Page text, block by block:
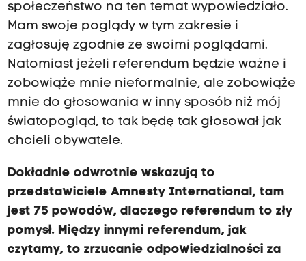
społeczeństwo na ten temat wypowiedziało.
Mam swoje poglądy w tym zakresie i
zagłosuję zgodnie ze swoimi poglądami.
Natomiast jeżeli referendum będzie ważne i
zobowiąże mnie nieformalnie, ale zobowiąże
mnie do głosowania w inny sposób niż mój
światopogląd, to tak będę tak głosował jak
chcieli obywatele.
Dokładnie odwrotnie wskazują to
przedstawiciele Amnesty International, tam
jest 75 powodów, dlaczego referendum to zły
pomysł. Między innymi referendum, jak
czytamy, to zrzucanie odpowiedzialności za